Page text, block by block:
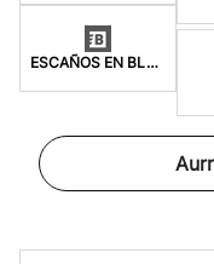
ESCAÑOS EN BLANCO